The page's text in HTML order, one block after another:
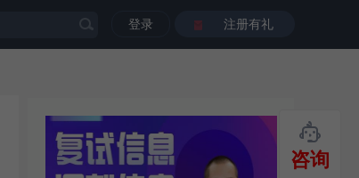
登录 注册有礼
咨询